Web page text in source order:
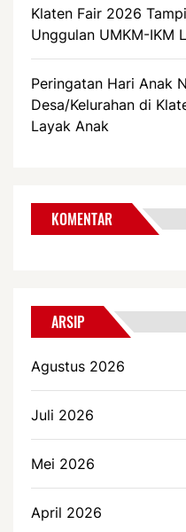
Klaten Fair 2026
Unggulan UMKM-IKM
Peringatan Hari Anak
Desa/Kelurahan di
Layak Anak
KOMENTAR
ARSIP
Agustus 2026
Juli 2026
Mei 2026
April 2026